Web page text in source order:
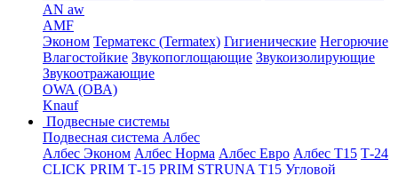
AN aw
AMF
Эконом Терматекс (Termatex) Гигиенические Негорючие
Влагостойкие Звукопоглощающие Звукоизолирующие
Звукоотражающие
OWA (ОВА)
Knauf
Подвесные системы
Подвесная система Албес
Албес Эконом Албес Норма Албес Евро Албес T15 Т-24
CLICK PRIM Т-15 PRIM STRUNA Т15 Угловой